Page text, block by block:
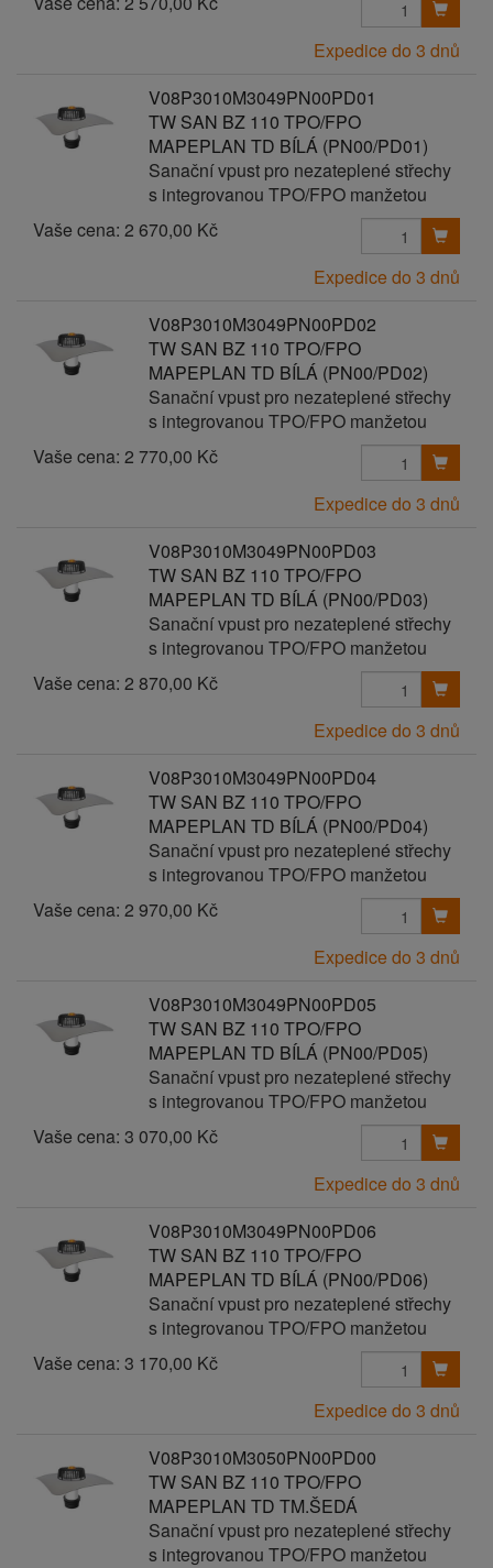
Expedice do 3 dnů
V08P3010M3049PN00PD01
TW SAN BZ 110 TPO/FPO
MAPEPLAN TD BÍLÁ (PN00/PD01)
Sanační vpust pro nezateplené střechy
s integrovanou TPO/FPO manžetou
Vaše cena: 2 670,00 Kč
Expedice do 3 dnů
V08P3010M3049PN00PD02
TW SAN BZ 110 TPO/FPO
MAPEPLAN TD BÍLÁ (PN00/PD02)
Sanační vpust pro nezateplené střechy
s integrovanou TPO/FPO manžetou
Vaše cena: 2 770,00 Kč
Expedice do 3 dnů
V08P3010M3049PN00PD03
TW SAN BZ 110 TPO/FPO
MAPEPLAN TD BÍLÁ (PN00/PD03)
Sanační vpust pro nezateplené střechy
s integrovanou TPO/FPO manžetou
Vaše cena: 2 870,00 Kč
Expedice do 3 dnů
V08P3010M3049PN00PD04
TW SAN BZ 110 TPO/FPO
MAPEPLAN TD BÍLÁ (PN00/PD04)
Sanační vpust pro nezateplené střechy
s integrovanou TPO/FPO manžetou
Vaše cena: 2 970,00 Kč
Expedice do 3 dnů
V08P3010M3049PN00PD05
TW SAN BZ 110 TPO/FPO
MAPEPLAN TD BÍLÁ (PN00/PD05)
Sanační vpust pro nezateplené střechy
s integrovanou TPO/FPO manžetou
Vaše cena: 3 070,00 Kč
Expedice do 3 dnů
V08P3010M3049PN00PD06
TW SAN BZ 110 TPO/FPO
MAPEPLAN TD BÍLÁ (PN00/PD06)
Sanační vpust pro nezateplené střechy
s integrovanou TPO/FPO manžetou
Vaše cena: 3 170,00 Kč
Expedice do 3 dnů
V08P3010M3050PN00PD00
TW SAN BZ 110 TPO/FPO
MAPEPLAN TD TM.ŠEDÁ
Sanační vpust pro nezateplené střechy
s integrovanou TPO/FPO manžetou